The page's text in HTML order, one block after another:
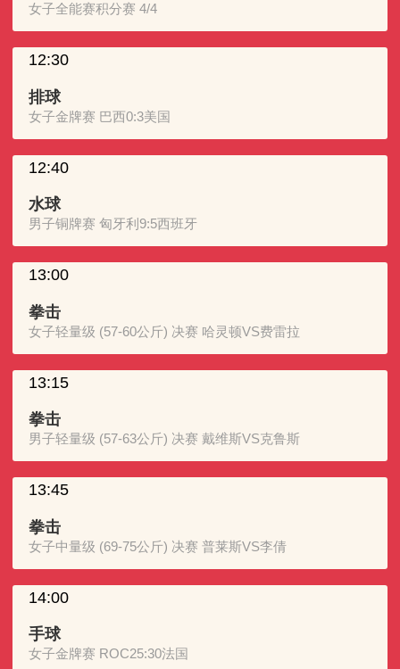
女子全能赛积分赛 4/4
12:30
排球
女子金牌赛 巴西0:3美国
12:40
水球
男子铜牌赛 匈牙利9:5西班牙
13:00
拳击
女子轻量级 (57-60公斤) 决赛 哈灵顿VS费雷拉
13:15
拳击
男子轻量级 (57-63公斤) 决赛 戴维斯VS克鲁斯
13:45
拳击
女子中量级 (69-75公斤) 决赛 普莱斯VS李倩
14:00
手球
女子金牌赛 ROC25:30法国